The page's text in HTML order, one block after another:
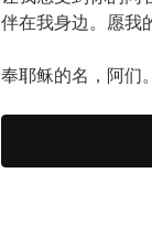
伴在我身边。愿我
奉耶稣的名，阿们。